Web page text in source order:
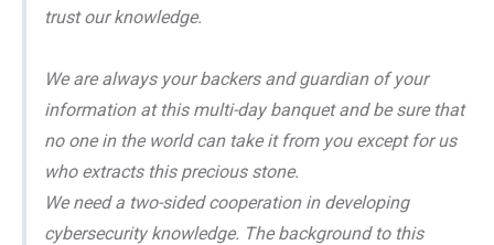
trust our knowledge.
We are always your backers and guardian of your
information at this multi-day banquet and be sure that
no one in the world can take it from you except for us
who extracts this precious stone.
We need a two-sided cooperation in developing
cybersecurity knowledge. The background to this